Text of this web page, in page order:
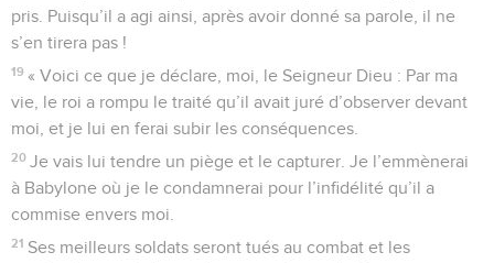
pris. Puisqu’il a agi ainsi, après avoir donné sa parole, il ne
s’en tirera pas !
19 « Voici ce que je déclare, moi, le Seigneur Dieu : Par ma
vie, le roi a rompu le traité qu’il avait juré d’observer devant
moi, et je lui en ferai subir les conséquences.
20 Je vais lui tendre un piège et le capturer. Je l’emmènerai
à Babylone où je le condamnerai pour l’infidélité qu’il a
commise envers moi.
21 Ses meilleurs soldats seront tués au combat et les